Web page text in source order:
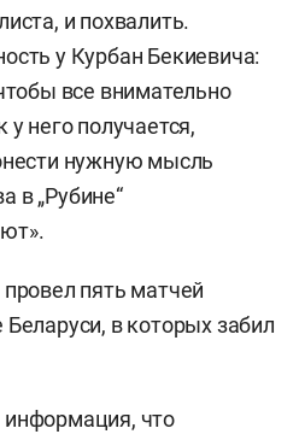
и похвалить.
у Курбан Бекиевича:
все внимательно
него получается,
нужную мысль
в „Рубине“
пять матчей
в которых забил
информация, что